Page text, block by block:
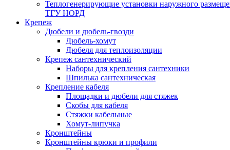
Теплогенерирующие установки наружного
ТГУ НОРД
Крепеж
Дюбели и дюбель-гвозди
Дюбель-хомут
Дюбеля для теплоизоляции
Крепеж сантехнический
Наборы для крепления сантехники
Шпилька сантехническая
Крепление кабеля
Площадки и дюбели для стяжек
Скобы для кабеля
Стяжки кабельные
Хомут-липучка
Кронштейны
Кронштейны крюки и профили